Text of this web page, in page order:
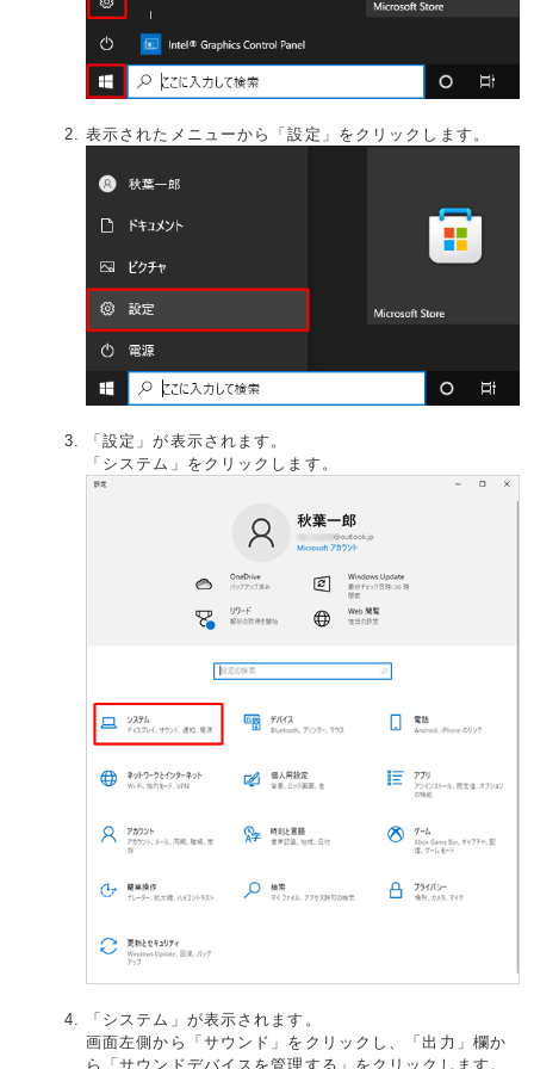
表示されたメニューから「設定」をクリックします。
「設定」が表示されます。
「システム」をクリックします。
「システム」が表示されます。
画面左側から「サウンド」をクリックし、「出力」欄か
ら「サウンドデバイスを管理する」をクリックします。